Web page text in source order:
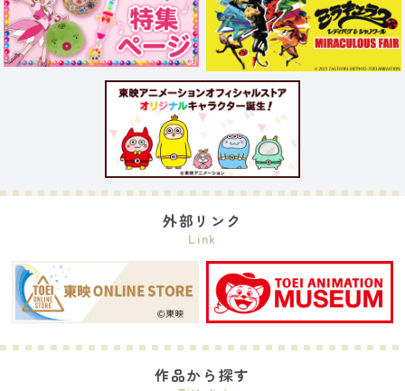
外部リンク
Link
作品から探す